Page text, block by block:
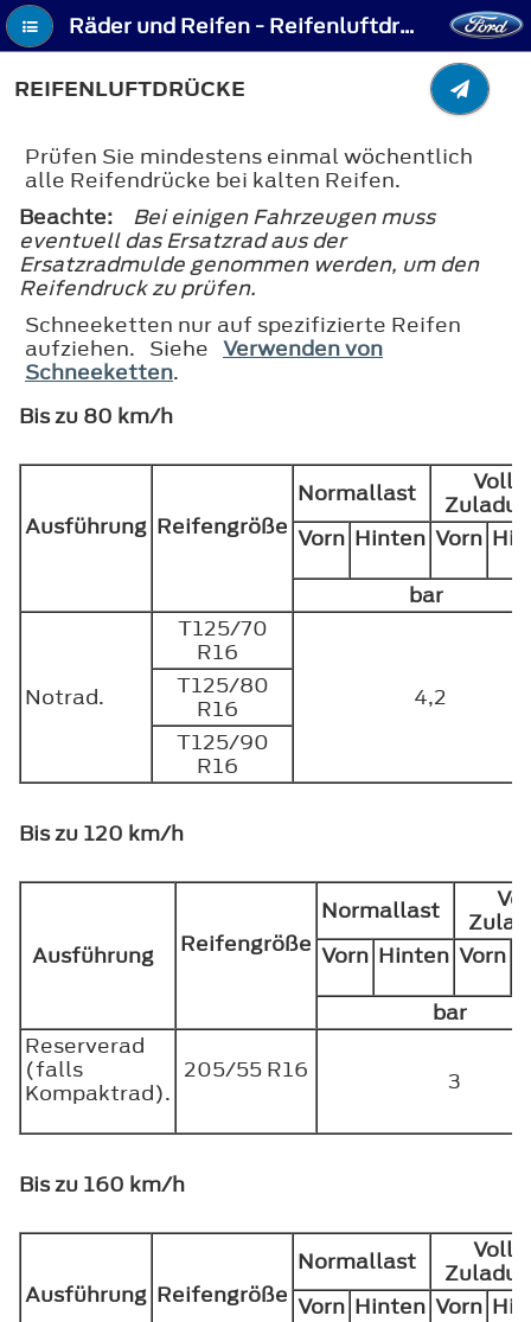
Räder und Reifen - Reifenluftdrücke
REIFENLUFTDRÜCKE
Prüfen Sie mindestens einmal wöchentlich
alle Reifendrücke bei kalten Reifen.
Beachte:
Bei einigen Fahrzeugen muss
eventuell das Ersatzrad aus der
Ersatzradmulde genommen werden, um den
Reifendruck zu prüfen.
Schneeketten nur auf spezifizierte Reifen
aufziehen. Siehe Verwenden von
Schneeketten.
Bis zu 80 km/h
Ausführung Reifengröße
Normallast
Volle
Vorn Hinten Vorn
bar
Notrad.
T125/70
R16
4,2
T125/80
R16
T125/90
R16
Bis zu 120 km/h
Ausführung Reifengröße
Normallast
Vorn Hinten Vorn
bar
Reserverad
(falls
Kompaktrad).
205/55 R16 3
Bis zu 160 km/h
Ausführung Reifengröße
Normallast
Volle
Vorn Hinten Vorn